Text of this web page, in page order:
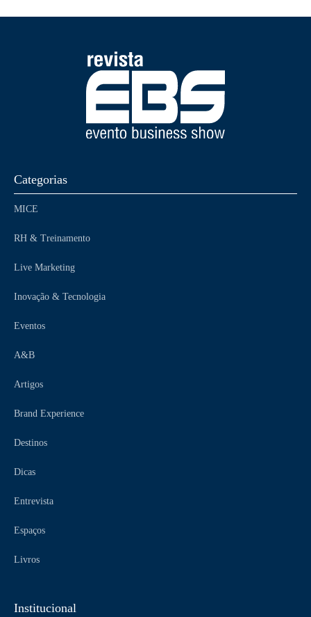
Categorias
MICE
RH & Treinamento
Live Marketing
Inovação & Tecnologia
Eventos
A&B
Artigos
Brand Experience
Destinos
Dicas
Entrevista
Espaços
Livros
Institucional